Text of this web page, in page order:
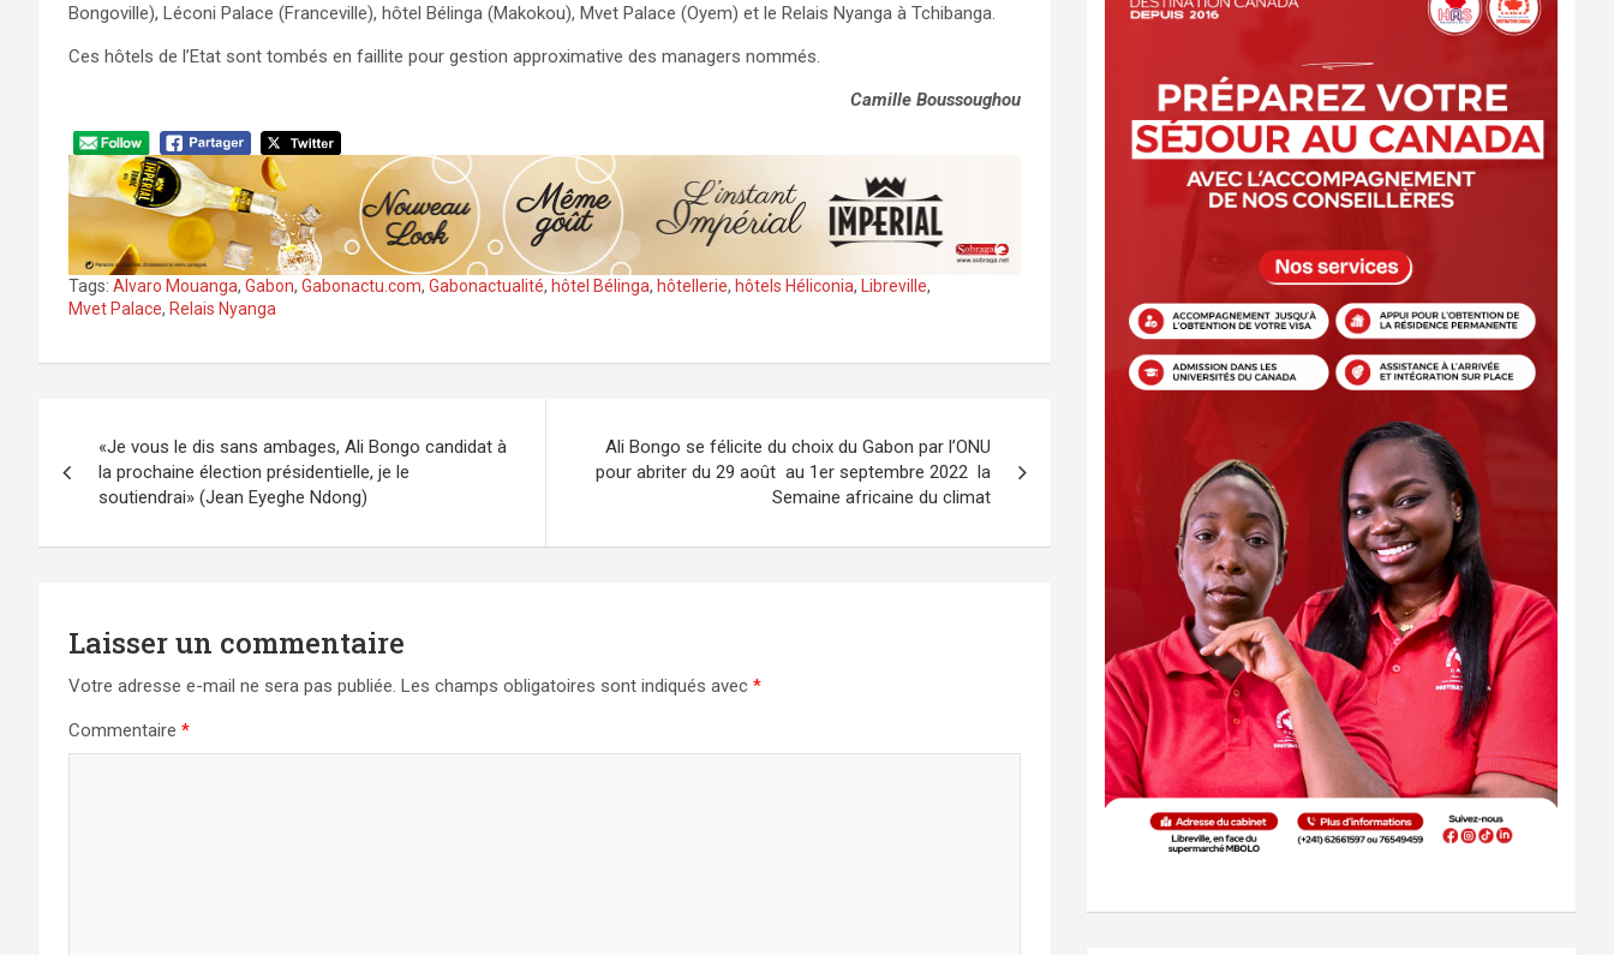
Bongoville), Léconi Palace (Franceville), hôtel Bélinga (Makokou), Mvet Palace (Oyem) et le Relais Nyanga à Tchibanga.
Ces hôtels de l’Etat sont tombés en faillite pour gestion approximative des managers nommés.
Camille Boussoughou
Tags: Alvaro Mouanga, Gabon, Gabonactu.com, Gabonactualité, hôtel Bélinga, hôtellerie, hôtels Héliconia, Libreville,
Mvet Palace, Relais Nyanga
de
l’article
«Je vous le dis sans ambages, Ali Bongo candidat à
la prochaine élection présidentielle, je le
soutiendrai» (Jean Eyeghe Ndong)
Ali Bongo se félicite du choix du Gabon par l’ONU
pour abriter du 29 août au 1er septembre 2022 la
Semaine africaine du climat
Laisser un commentaire
Votre adresse e-mail ne sera pas publiée. Les champs obligatoires sont indiqués avec *
Commentaire *